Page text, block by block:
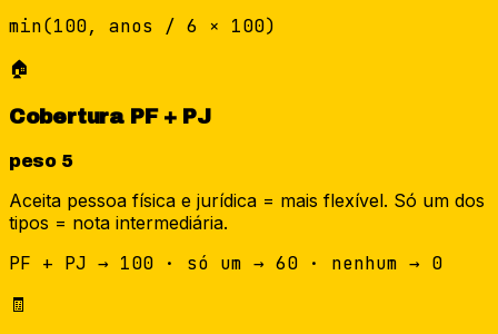
min(100, anos / 6 × 100)
🏠
Cobertura PF + PJ
peso 5
Aceita pessoa física e jurídica = mais flexível. Só um dos
tipos = nota intermediária.
PF + PJ → 100 · só um → 60 · nenhum → 0
🧾